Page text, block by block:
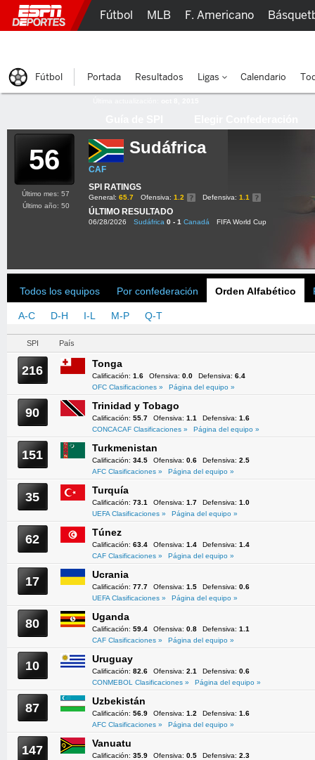
56 Sudáfrica
CAF
SPI RATINGS
General: 65.7 Ofensiva: 1.2 Defensiva: 1.1
ÚLTIMO RESULTADO
06/28/2026 Sudáfrica 0 - 1 Canadá FIFA World Cup
Último mes: 57
Último año: 50
Todos los equipos Por confederación Orden Alfabético
A-C D-H I-L M-P Q-T
SPI País
216 Tonga
Calificación: 1.6 Ofensiva: 0.0 Defensiva: 6.4
OFC Clasificaciones »
Página del equipo »
90 Trinidad y Tobago
Calificación: 55.7 Ofensiva: 1.1 Defensiva: 1.6
CONCACAF Clasificaciones »
Página del equipo »
151 Turkmenistan
Calificación: 34.5 Ofensiva: 0.6 Defensiva: 2.5
AFC Clasificaciones »
Página del equipo »
35 Turquía
Calificación: 73.1 Ofensiva: 1.7 Defensiva: 1.0
UEFA Clasificaciones »
Página del equipo »
62 Túnez
Calificación: 63.4 Ofensiva: 1.4 Defensiva: 1.4
CAF Clasificaciones »
Página del equipo »
17 Ucrania
Calificación: 77.7 Ofensiva: 1.5 Defensiva: 0.6
UEFA Clasificaciones »
Página del equipo »
80 Uganda
Calificación: 59.4 Ofensiva: 0.8 Defensiva: 1.1
CAF Clasificaciones »
Página del equipo »
10 Uruguay
Calificación: 82.6 Ofensiva: 2.1 Defensiva: 0.6
CONMEBOL Clasificaciones »
Página del equipo »
87 Uzbekistán
Calificación: 56.9 Ofensiva: 1.2 Defensiva: 1.6
AFC Clasificaciones »
Página del equipo »
147 Vanuatu
Calificación: 35.9 Ofensiva: 0.5 Defensiva: 2.3
Fútbol MLB F. Americano
Fútbol Portada Resultados Ligas Calendario